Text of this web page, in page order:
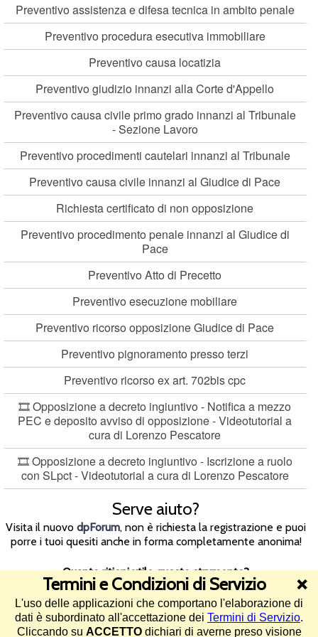
Preventivo assistenza e difesa tecnica in ambito penale
Preventivo procedura esecutiva immobiliare
Preventivo causa locatizia
Preventivo giudizio innanzi alla Corte d'Appello
Preventivo causa civile primo grado innanzi al Tribunale
- Sezione Lavoro
Preventivo procedimenti cautelari innanzi al Tribunale
Preventivo causa civile innanzi al Giudice di Pace
Richiesta certificato di non opposizione
Preventivo procedimento penale innanzi al Giudice di
Pace
Preventivo Atto di Precetto
Preventivo esecuzione mobiliare
Preventivo ricorso opposizione Giudice di Pace
Preventivo pignoramento presso terzi
Preventivo ricorso ex art. 702bis cpc
🎞️ Opposizione a decreto ingiuntivo - Notifica a mezzo
PEC e deposito avviso di opposizione - Videotutorial a
cura di Lorenzo Pescatore
🎞️ Opposizione a decreto ingiuntivo - Iscrizione a ruolo
con SLpct - Videotutorial a cura di Lorenzo Pescatore
Serve aiuto?
Visita il nuovodpForum, non è richiesta la registrazione e puoi
porre i tuoi quesiti anche in forma completamente anonima!
Quanto ritieni utile questo strumento?
4.5/5 (88 voti)
Termini e Condizioni di Servizio ❌
L'uso delle applicazioni che comportano l'elaborazione di
dati è subordinato all'accettazione dei Termini di Servizio.
Cliccando su ACCETTOdichiari di averne preso visione